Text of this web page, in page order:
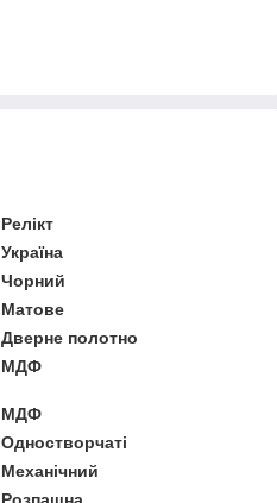
Релікт
Україна
Чорний
Матове
Дверне полотно
МДФ
МДФ
Одностворчаті
Механічний